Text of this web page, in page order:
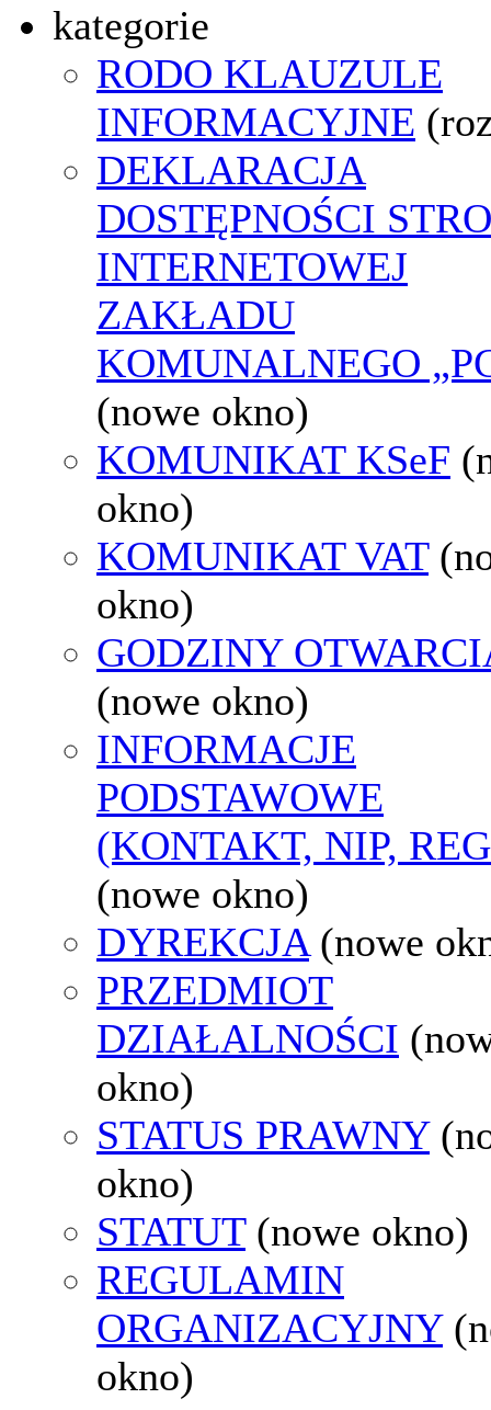
kategorie
RODO KLAUZULE
INFORMACYJNE
DEKLARACJA
DOSTĘPNOŚCI
INTERNETOWEJ
ZAKŁADU
KOMUNALNEGO
(nowe okno)
KOMUNIKAT KSeF
okno)
KOMUNIKAT VAT
okno)
GODZINY
(nowe okno)
INFORMACJE
PODSTAWOWE
(KONTAKT, NIP,
(nowe okno)
DYREKCJA (nowe
PRZEDMIOT
DZIAŁALNOŚCI
okno)
STATUS PRAWNY
okno)
STATUT (nowe okno)
REGULAMIN
ORGANIZACYJNY
okno)